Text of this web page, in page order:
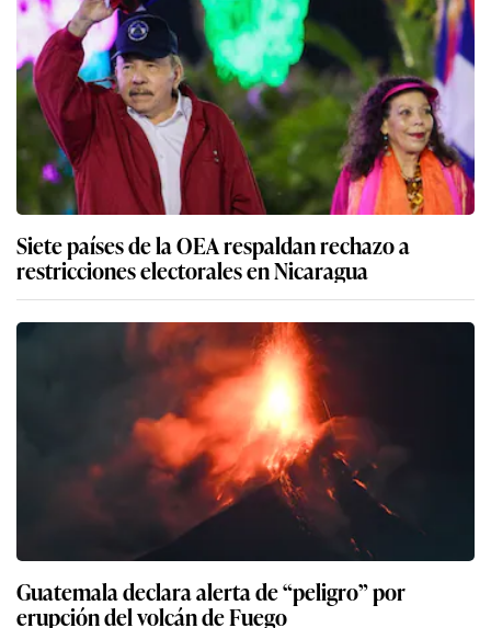
Siete países de la OEA respaldan rechazo a
restricciones electorales en Nicaragua
Guatemala declara alerta de “peligro” por
erupción del volcán de Fuego